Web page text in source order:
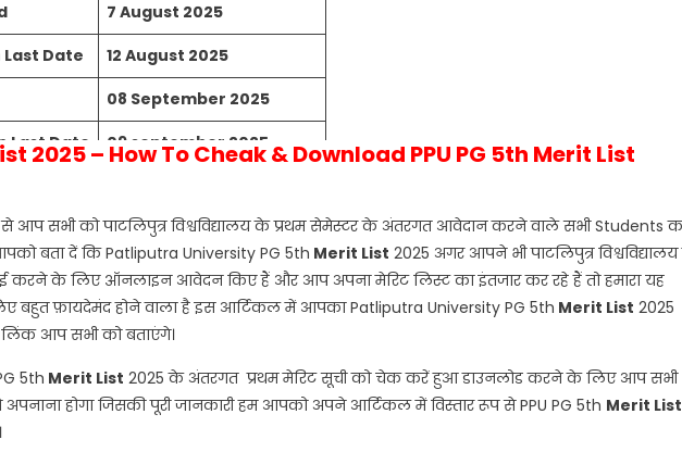
7 August 2025
Last Date
12 August 2025
08 September 2025
Last Date
09 september 2025
Click Here..
2025 – How To Cheak & Download PPU PG 5th Merit List
सभी को पाटलिपुत्र विश्वविद्यालय के प्रथम सेमेस्टर के अंतरगत आवेदान करने वाले सभी Students
बता दें कि Patliputra University PG 5th Merit List 2025 अगर आपने भी पाटलिपुत्र
करने के लिए ऑनलाइन आवेदन किए हैं और आप अपना मेरिट लिस्ट का इंतजार कर रहे हैं तो हमारा यह
बहुत फ़ायदेमंद होने वाला है इस आर्टिकल में आपका Patliputra University PG 5th Merit List 2025
आप सभी को बताएंगे।
5th Merit List 2025 के अंतरगत प्रथम मेरिट सूची को चेक करें हुआ डाउनलोड करने के लिए आप सभी
होगा जिसकी पूरी जानकारी हम आपको अपने आर्टिकल में विस्तार रूप से PPU PG 5th Merit List